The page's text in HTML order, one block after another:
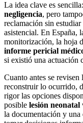
La idea clave es sencilla:
negligencia, pero
reclamación sin
asistencial. En España,
monitorización, la hoja
informe pericial
si existió una actuación
Cuanto antes se
reconstruir lo ocurrido,
rigor las opciones
posible lesión neonatal
la documentación y una